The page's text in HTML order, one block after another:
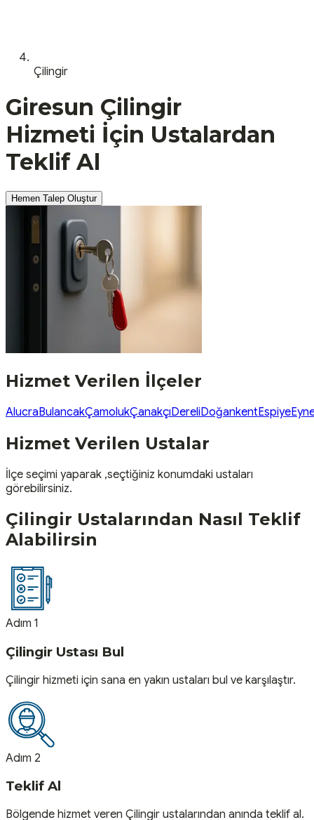
Çilingir
Giresun Çilingir
Hizmeti İçin Ustalardan
Teklif Al
Hemen Talep Oluştur
Hizmet Verilen İlçeler
AlucraBulancakÇamolukÇanakçıDereliDoğankentEspiye
Hizmet Verilen Ustalar
İlçe seçimi yaparak ,seçtiğiniz konumdaki ustaları
görebilirsiniz.
Çilingir Ustalarından Nasıl Teklif
Alabilirsin
Adım 1
Çilingir Ustası Bul
Çilingir hizmeti için sana en yakın ustaları bul ve karşılaştır.
Adım 2
Teklif Al
Bölgende hizmet veren Çilingir ustalarından anında teklif al.